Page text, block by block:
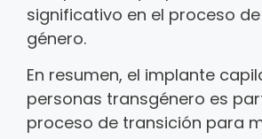
significativo en el proceso
género.
En resumen, el implante
personas transgénero es
proceso de transición para